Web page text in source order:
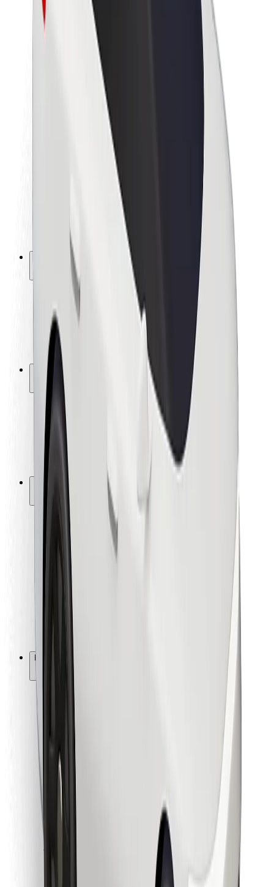
Trajnost pri Boltu
Projekt Zero
Novinarsko središče
Smernice blagovne znamke
Odnosi z vlagatelji
Blagovna znamka
Urban Fund
Varnost potnikov
Varnost voznikov
Varnost skirojev
Varnostni kotiček
Mesta
Lokacije
Rešitve za mesto
Letališča
Bolt polnilne postaje
Pomoč
Za potnike
Za voznike
Za dostavljavce
Bolt Food
Za lastnike voznih parkov
Za restavracije
Bolt za podjetja
Drugo
Dobavitelji
Piškotki
Varnost
Do vožnje v nekaj minutah!
Prenesi aplikacijo Bolt
Prenesi aplikacijo Bolt Food